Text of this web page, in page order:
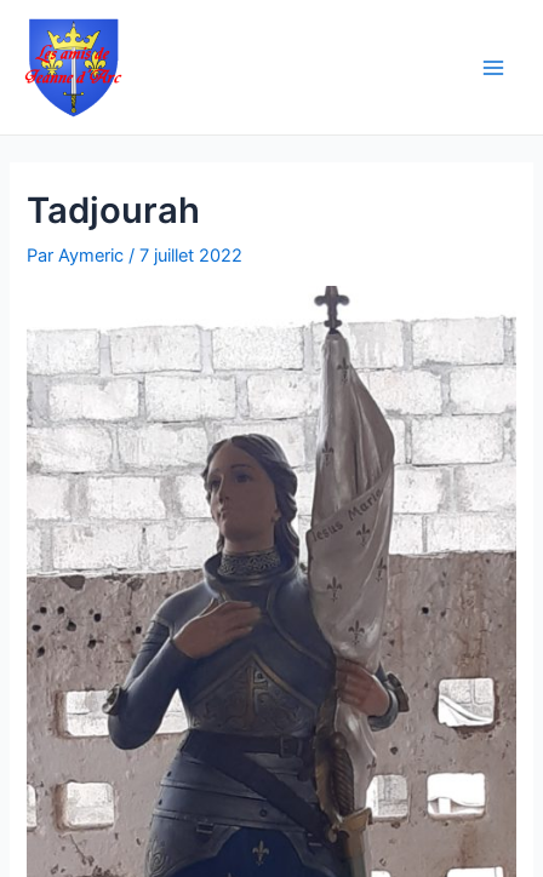
Aller
contenu
Tadjourah
ParAymeric/7 juillet 2022
Navigation
articles